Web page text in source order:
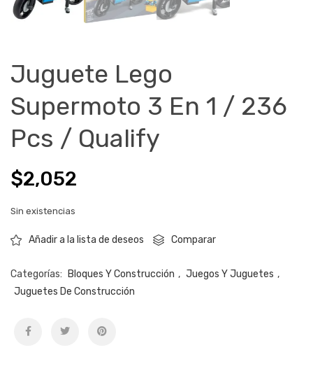
Juguete Lego
Supermoto 3 En 1 / 236
Pcs / Qualify
$2,052
Sin existencias
Añadir a la lista de deseos Comparar
Categorías: Bloques Y Construcción , Juegos Y Juguetes ,
Juguetes De Construcción